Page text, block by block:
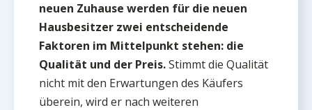
neuen Zuhause werden für die neuen
Hausbesitzer zwei entscheidende
Faktoren im Mittelpunkt stehen: die
Qualität und der Preis.Stimmt die Qualität
nicht mit den Erwartungen des Käufers
überein, wird er nach weiteren